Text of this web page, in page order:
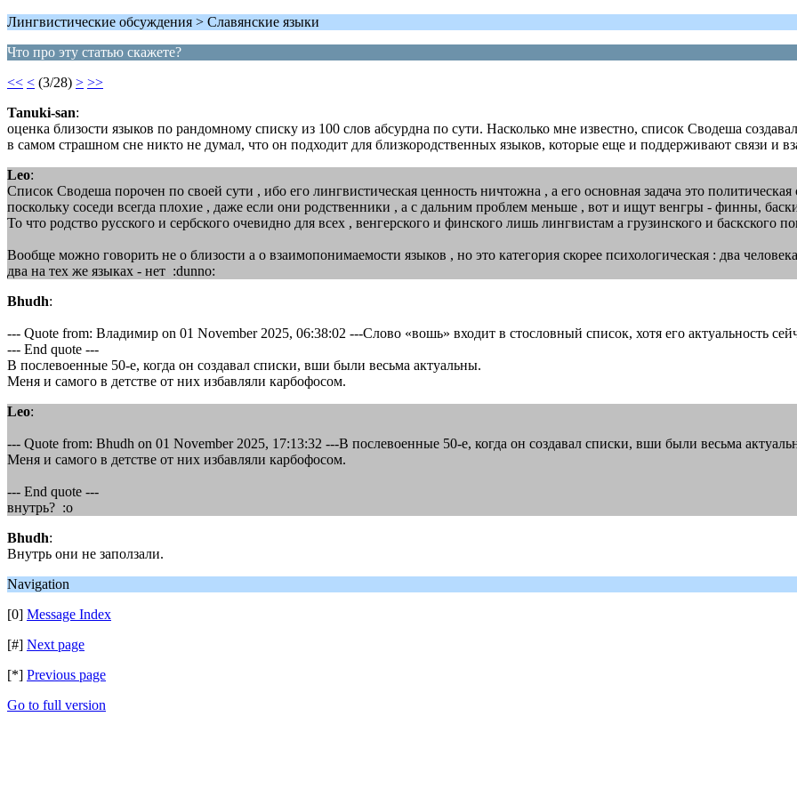
Лингвистические обсуждения > Славянские языки
Что про эту статью скажете?
<< < (3/28) > >>
Tanuki-san:
оценка близости языков по рандомному списку из 100 слов абсурдна по сути. Насколько мне известно, список Сводеша
в самом страшном сне никто не думал, что он подходит для близкородственных языков, которые еще и поддерживают связи и
Leo:
Список Сводеша порочен по своей сути , ибо его лингвистическая ценность ничтожна , а его основная задача это
поскольку соседи всегда плохие , даже если они родственники , а с дальним проблем меньше , вот и ищут венгры - финны,
То что родство русского и сербского очевидно для всех , венгерского и финского лишь лингвистам а грузинского и баскского
Вообще можно говорить не о близости а о взаимопонимаемости языков , но это категория скорее психологическая : два
два на тех же языках - нет :dunno:
Bhudh:
--- Quote from: Владимир on 01 November 2025, 06:38:02 ---Слово «вошь» входит в стословный список, хотя его актуальность
--- End quote ---
В послевоенные 50-е, когда он создавал списки, вши были весьма актуальны.
Меня и самого в детстве от них избавляли карбофосом.
Leo:
--- Quote from: Bhudh on 01 November 2025, 17:13:32 ---В послевоенные 50-е, когда он создавал списки, вши были весьма
Меня и самого в детстве от них избавляли карбофосом.
--- End quote ---
внутрь? :o
Bhudh:
Внутрь они не заползали.
Navigation
[0] Message Index
[#] Next page
[*] Previous page
Go to full version